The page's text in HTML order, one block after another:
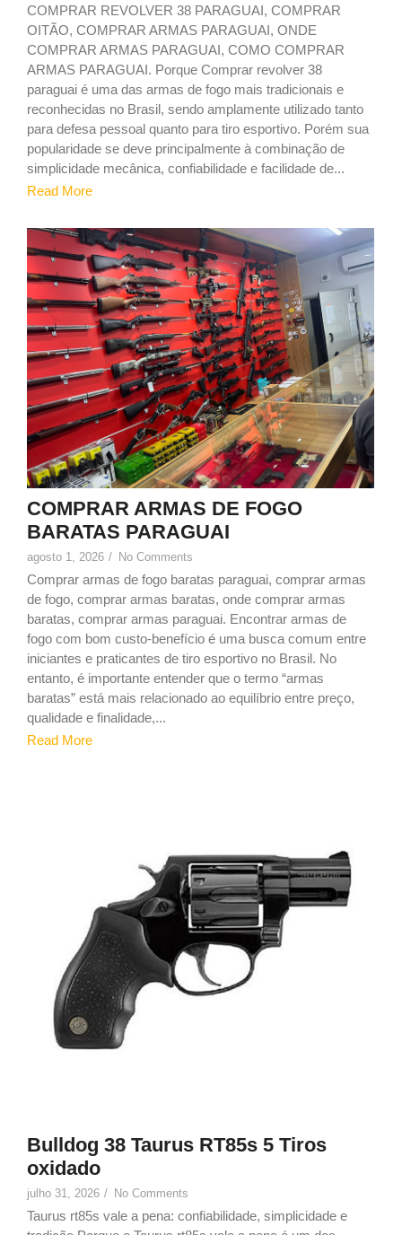
COMPRAR REVOLVER 38 PARAGUAI, COMPRAR
OITÃO, COMPRAR ARMAS PARAGUAI, ONDE
COMPRAR ARMAS PARAGUAI, COMO COMPRAR
ARMAS PARAGUAI. Porque Comprar revolver 38
paraguai é uma das armas de fogo mais tradicionais e
reconhecidas no Brasil, sendo amplamente utilizado tanto
para defesa pessoal quanto para tiro esportivo. Porém sua
popularidade se deve principalmente à combinação de
simplicidade mecânica, confiabilidade e facilidade de...
Read More
1
COMPRAR ARMAS DE FOGO
BARATAS PARAGUAI
agosto 1, 2026 / No Comments
Comprar armas de fogo baratas paraguai, comprar armas
de fogo, comprar armas baratas, onde comprar armas
baratas, comprar armas paraguai. Encontrar armas de
fogo com bom custo-benefício é uma busca comum entre
iniciantes e praticantes de tiro esportivo no Brasil. No
entanto, é importante entender que o termo “armas
baratas” está mais relacionado ao equilíbrio entre preço,
qualidade e finalidade,...
Read More
Bulldog 38 Taurus RT85s 5 Tiros
oxidado
julho 31, 2026 / No Comments
Taurus rt85s vale a pena: confiabilidade, simplicidade e